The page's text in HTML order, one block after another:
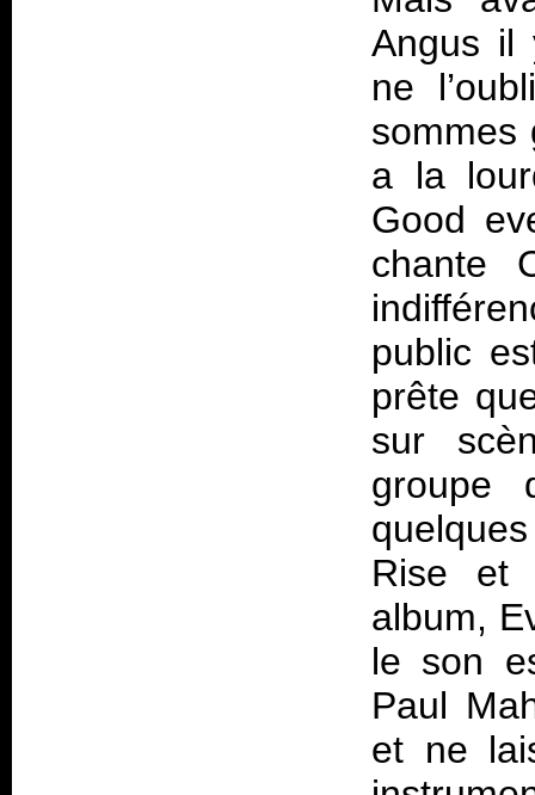
Angus il
ne
sommes
a la
Good
chante
public
prête
sur
groupe
Rise et
album,
le son
Paul
et ne